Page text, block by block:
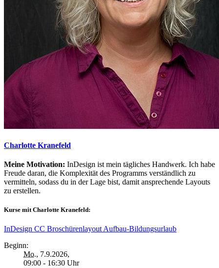
Charlotte Kranefeld
Meine Motivation: InDesign ist mein tägliches Handwerk. Ich habe
Freude daran, die Komplexität des Programms verständlich zu
vermitteln, sodass du in der Lage bist, damit ansprechende Layouts
zu erstellen.
Kurse mit Charlotte Kranefeld:
InDesign CC Broschürenlayout Aufbau-Bildungsurlaub
Beginn:
Mo., 7.9.2026,
09:00 - 16:30 Uhr